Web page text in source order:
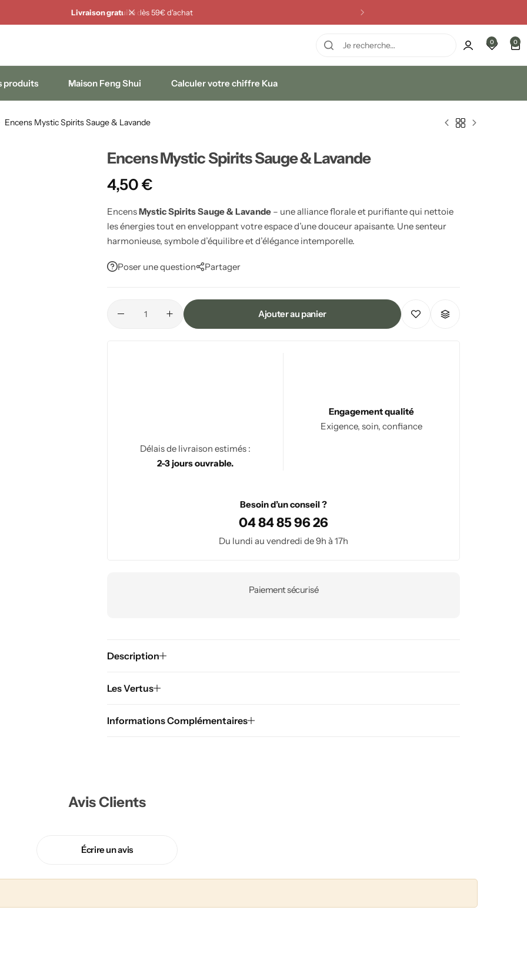
Livraison gratuitedès 59€ d'achat
0 0
produits Maison Feng Shui Calculer votre chiffre Kua
Encens Mystic Spirits Sauge & Lavande
Encens Mystic Spirits Sauge & Lavande
4,50€
EncensMystic Spirits Sauge & Lavande – une alliance florale et purifiante qui nettoie
les énergies tout en enveloppant votre espace d’une douceur apaisante. Une senteur
harmonieuse, symbole d’équilibre et d’élégance intemporelle.
Poser une question Partager
Ajouter au panier
Délais de livraison estimés :
2-3 jours ouvrable.
Engagement qualité
Exigence, soin, confiance
Besoin d’un conseil ?
04 84 85 96 26
Du lundi au vendredi de 9h à 17h
Paiement sécurisé
Description
Les Vertus
Informations Complémentaires
Avis Clients
Écrire un avis